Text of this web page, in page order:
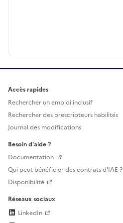
Accès rapides
Rechercher un emploi inclusif
Rechercher des prescripteurs habilités
Journal des modifications
Besoin d'aide ?
Documentation
Qui peut bénéficier des contrats d'IAE ?
Disponibilité
Réseaux sociaux
LinkedIn